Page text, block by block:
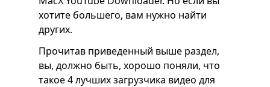
хотите большего, вам нужно найти
других.
Прочитав приведенный выше раздел,
вы, должно быть, хорошо поняли, что
такое 4 лучших загрузчика видео для